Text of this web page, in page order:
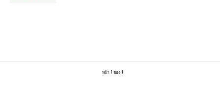
หน้า 1 ของ 1